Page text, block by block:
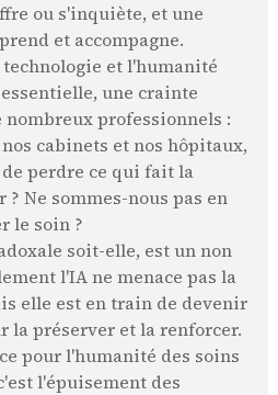
ou s'inquiète, et une
et accompagne.
et l'humanité
une crainte
professionnels :
cabinets et nos hôpitaux,
perdre ce qui fait la
Ne sommes-nous pas en
le soin ?
soit-elle, est un non
l'IA ne menace pas la
elle est en train de devenir
la préserver et la renforcer.
pour l'humanité des soins
l'épuisement des